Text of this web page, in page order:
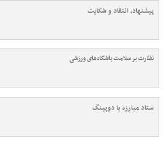
پیشنهاد، انتقاد و شکایت
نظارت بر سلامت باشگاه‌های ورزشی
ستاد مبارزه با دوپینگ